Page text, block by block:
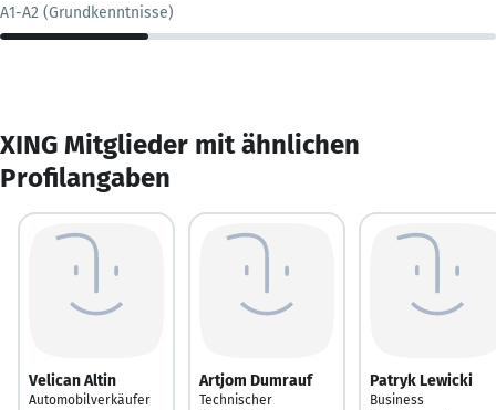
A1-A2 (Grundkenntnisse)
XING Mitglieder mit ähnlichen
Profilangaben
Velican Altin
Automobilverkäufer
Artjom Dumrauf
Technischer
Patryk Lewicki
Business